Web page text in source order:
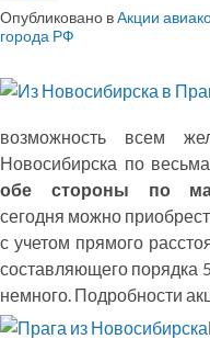
Опубликовано вАкции
города РФ
возможность всем
Новосибирска по
обе стороны по
сегодня можно
с учетом прямого
составляющего порядка
немного. Подробности